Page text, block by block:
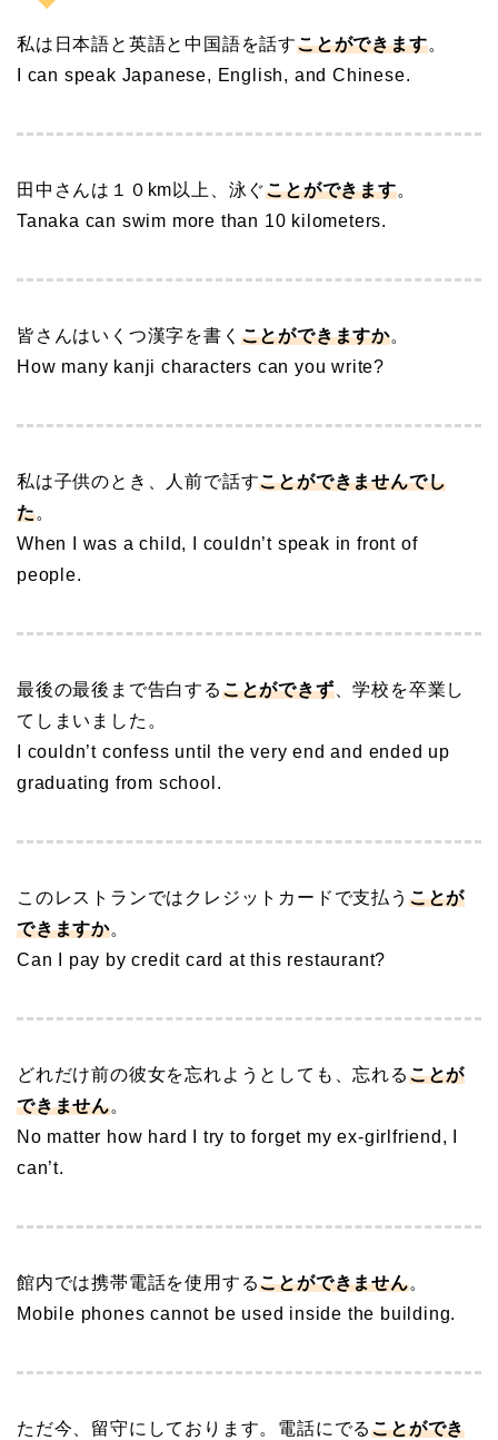
私は日本語と英語と中国語を話すことができます。
I can speak Japanese, English, and Chinese.
田中さんは１０km以上、泳ぐことができます。
Tanaka can swim more than 10 kilometers.
皆さんはいくつ漢字を書く ことができますか。
How many kanji characters can you write?
私は子供のとき、人前で話すことができませんでし
た。
When I was a child, I couldn’t speak in front of
people.
最後の最後まで告白することができず、学校を卒業し
てしまいました。
I couldn’t confess until the very end and ended up
graduating from school.
このレストランではクレジットカードで支払う ことが
できますか。
Can I pay by credit card at this restaurant?
どれだけ前の彼女を忘れようとしても、忘れることが
できません。
No matter how hard I try to forget my ex-girlfriend, I
can’t.
館内では携帯電話を使用することができません。
Mobile phones cannot be used inside the building.
ただ今、留守にしております。電話にでることができ